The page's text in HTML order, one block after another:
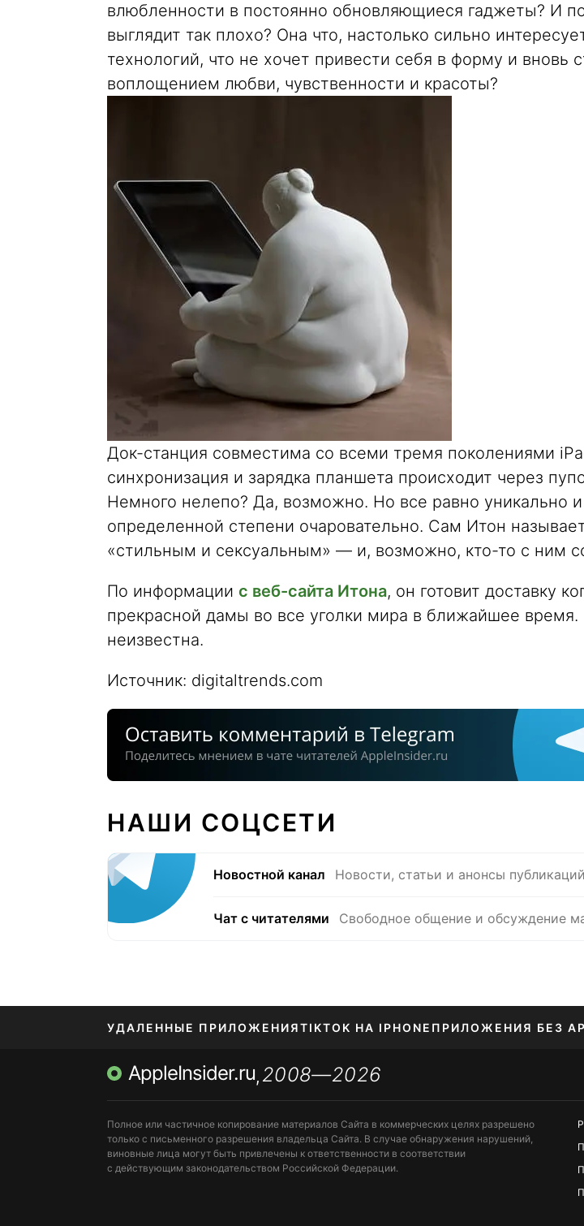
влюбленности в постоянно обновляющиеся гаджеты? И
выглядит так плохо? Она что, настолько сильно
технологий, что не хочет привести себя в форму и вновь
воплощением любви, чувственности и красоты?
Док-станция совместима со всеми тремя поколениями
синхронизация и зарядка планшета происходит через
Немного нелепо? Да, возможно. Но все равно уникально
определенной степени очаровательно. Сам Итон
«стильным и сексуальным» — и, возможно, кто-то с ним
По информации с веб-сайта Итона, он готовит доставку
прекрасной дамы во все уголки мира в ближайшее время.
неизвестна.
Источник: digitaltrends.com
НАШИ СОЦСЕТИ
Новостной канал Новости, статьи и анонсы публикаций
Чат с читателями Свободное общение и обсуждение
УДАЛЕННЫЕ ПРИЛОЖЕНИЯTIKTOK НА IPHONE ПРИЛОЖЕНИЯ БЕЗ
МЕССЕНДЖЕРЫ KAKAOTALK, B…ПОПОЛНЕНИЕ APPLE ID
AppleInsider.ru, 2008—2026
Полное или частичное копирование материалов Сайта в коммерческих целях разрешено
только с письменного разрешения владельца Сайта. В случае обнаружения нарушений,
виновные лица могут быть привлечены к ответственности в соответствии
с действующим законодательством Российской Федерации.